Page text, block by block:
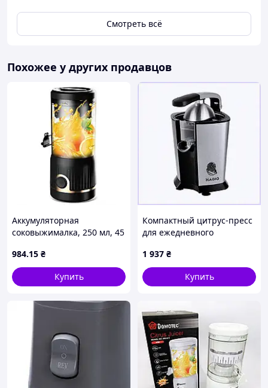
Смотреть всё
Похожее у других продавцов
Аккумуляторная
соковыжималка, 250 мл, 45
Черный / Портативная
соковыжималка
984.15 ₴
Купить
Компактный цитрус-пресс
для ежедневного
1 937 ₴
Купить